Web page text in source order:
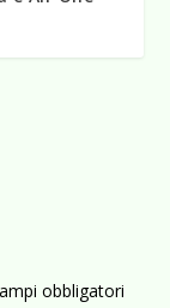
obbligatori